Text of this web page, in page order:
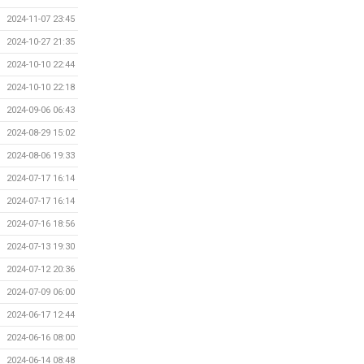
2024-11-07 23:45
2024-10-27 21:35
2024-10-10 22:44
2024-10-10 22:18
2024-09-06 06:43
2024-08-29 15:02
2024-08-06 19:33
2024-07-17 16:14
2024-07-17 16:14
2024-07-16 18:56
2024-07-13 19:30
2024-07-12 20:36
2024-07-09 06:00
2024-06-17 12:44
2024-06-16 08:00
2024-06-14 08:48